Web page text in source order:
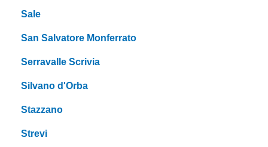
Sale
San Salvatore Monferrato
Serravalle Scrivia
Silvano d'Orba
Stazzano
Strevi